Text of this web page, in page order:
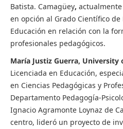
Batista. Camagüey,
en opción al Grado Científico
Educación en relación con la
profesionales pedagógicos.
María Justiz Guerra, University
Licenciada en Educación,
en Ciencias Pedagógicas y
Departamento Pedagogía-
Ignacio Agramonte Loynaz de
centro, lideró un proyecto de